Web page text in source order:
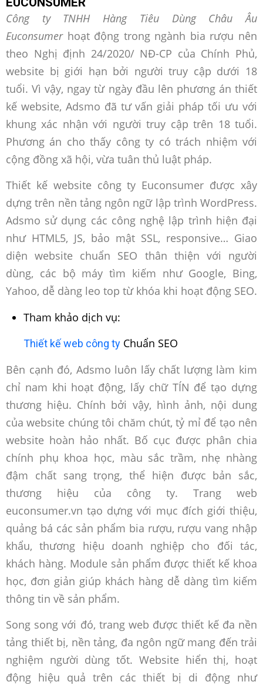
Công ty TNHH Hàng Tiêu Dùng Châu Âu
Euconsumerhoạt động trong ngành bia rượu nên
theo Nghị định 24/2020/ NĐ-CP của Chính Phủ,
website bị giới hạn bởi người truy cập dưới 18
tuổi. Vì vậy, ngay từ ngày đầu lên phương án thiết
kế website, Adsmo đã tư vấn giải pháp tối ưu với
khung xác nhận với người truy cập trên 18 tuổi.
Phương án cho thấy công ty có trách nhiệm với
cộng đồng xã hội, vừa tuân thủ luật pháp.
Thiết kế website công ty Euconsumer được xây
dựng trên nền tảng ngôn ngữ lập trình WordPress.
Adsmo sử dụng các công nghệ lập trình hiện đại
như HTML5, JS, bảo mật SSL, responsive… Giao
diện website chuẩn SEO thân thiện với người
dùng, các bộ máy tìm kiếm như Google, Bing,
Yahoo, dễ dàng leo top từ khóa khi hoạt động SEO.
Tham khảo dịch vụ:
Thiết kế web công ty Chuẩn SEO
Bên cạnh đó, Adsmo luôn lấy chất lượng làm kim
chỉ nam khi hoạt động, lấy chữ TÍN để tạo dựng
thương hiệu. Chính bởi vậy, hình ảnh, nội dung
của website chúng tôi chăm chút, tỷ mỉ để tạo nên
website hoàn hảo nhất. Bố cục được phân chia
chính phụ khoa học, màu sắc trầm, nhẹ nhàng
đậm chất sang trọng, thể hiện được bản sắc,
thương hiệu của công ty. Trang web
euconsumer.vn tạo dựng với mục đích giới thiệu,
quảng bá các sản phẩm bia rượu, rượu vang nhập
khẩu, thương hiệu doanh nghiệp cho đối tác,
khách hàng. Module sản phẩm được thiết kế khoa
học, đơn giản giúp khách hàng dễ dàng tìm kiếm
thông tin về sản phẩm.
Song song với đó, trang web được thiết kế đa nền
tảng thiết bị, nền tảng, đa ngôn ngữ mang đến trải
nghiệm người dùng tốt. Website hiển thị, hoạt
động hiệu quả trên các thiết bị di động như